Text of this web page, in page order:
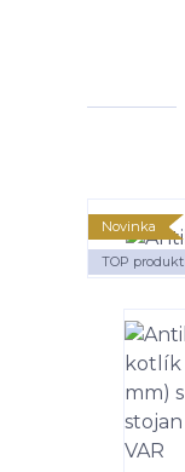
Novinka
TOP produkt